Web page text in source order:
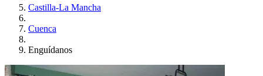
Castilla-La Mancha
Cuenca
Enguídanos